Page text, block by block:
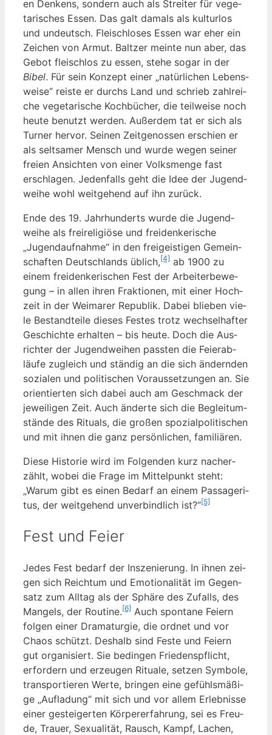
en Den­kens, son­dern auch als Strei­ter für vege­
ta­ri­sches Essen. Das galt damals als kul­tur­los
und undeutsch. Fleisch­lo­ses Essen war eher ein
Zei­chen von Armut. Balt­zer mein­te nun aber, das
Gebot fleisch­los zu essen, ste­he sogar in der
Bibel. Für sein Kon­zept einer „natür­li­chen Lebens­
wei­se“ reis­te er durchs Land und schrieb zahl­rei­
che vege­ta­ri­sche Koch­bü­cher, die teil­wei­se noch
heu­te benutzt wer­den. Außer­dem tat er sich als
Tur­ner her­vor. Sei­nen Zeit­ge­nos­sen erschien er
als selt­sa­mer Mensch und wur­de wegen sei­ner
frei­en Ansich­ten von einer Volks­men­ge fast
erschla­gen. Jeden­falls geht die Idee der Jugend­
wei­he wohl weit­ge­hend auf ihn zurück.
Ende des 19. Jahr­hun­derts wur­de die Jugend­
wei­he als frei­re­li­giö­se und frei­den­ke­ri­sche
„Jugend­auf­nah­me“ in den frei­geis­ti­gen Gemein­
schaf­ten Deutsch­lands üblich,[4] ab 1900 zu
einem frei­den­ke­ri­schen Fest der Arbei­ter­be­we­
gung – in allen ihren Frak­tio­nen, mit einer Hoch­
zeit in der Wei­ma­rer Repu­blik. Dabei blie­ben vie­
le Bestand­tei­le die­ses Fes­tes trotz wech­sel­haf­ter
Geschich­te erhal­ten – bis heu­te. Doch die Aus­
rich­ter der Jugend­wei­hen pass­ten die Fei­er­ab­
läu­fe zugleich und stän­dig an die sich ändern­den
sozia­len und poli­ti­schen Vor­aus­set­zun­gen an. Sie
ori­en­tier­ten sich dabei auch am Geschmack der
jewei­li­gen Zeit. Auch änder­te sich die Begleit­um­
stän­de des Ritu­als, die gro­ßen spo­zi­al­po­li­ti­schen
und mit ihnen die ganz per­sön­li­chen, familiären.
Die­se His­to­rie wird im Fol­gen­den kurz nach­er­
zählt, wobei die Fra­ge im Mit­tel­punkt steht:
„War­um gibt es einen Bedarf an einem Pas­sa­ge­ri­
tus, der weit­ge­hend unver­bind­lich ist?“[5]
Fest und Feier
Jedes Fest bedarf der Insze­nie­rung. In ihnen zei­
gen sich Reich­tum und Emo­tio­na­li­tät im Gegen­
satz zum All­tag als der Sphä­re des Zufalls, des
Man­gels, der Rou­ti­ne.[6] Auch spon­ta­ne Fei­ern
fol­gen einer Dra­ma­tur­gie, die ord­net und vor
Cha­os schützt. Des­halb sind Fes­te und Fei­ern
gut orga­ni­siert. Sie bedin­gen Frie­dens­pflicht,
erfor­dern und erzeu­gen Ritua­le, set­zen Sym­bo­le,
trans­por­tie­ren Wer­te, brin­gen eine gefühls­mä­ßi­
ge „Auf­la­dung“ mit sich und vor allem Erleb­nis­se
einer gestei­ger­ten Kör­per­er­fah­rung, sei es Freu­
de, Trau­er, Sexua­li­tät, Rausch, Kampf, Lachen,